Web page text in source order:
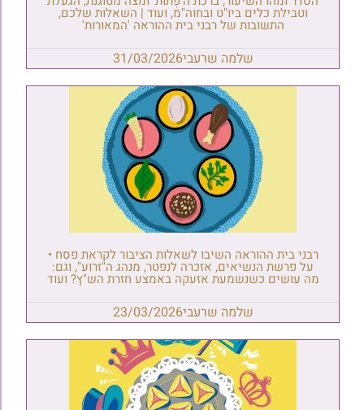
וטבילת כלים ביו"ט ובחוה"מ, ועוד | השאלות שלכם,
התשובות של רבני בית ההוראה 'המאורות'
שלמה שרעבי31/03/2026
רבני בית ההוראה השיבו לשאלות הציבור לקראת פסח •
על פרשת הנשיאים, אזכרה לנפטר, מנהג ה"זרוע", וגם:
מה עושים כשנשמעת אזעקה באמצע חזרת הש"ץ? ועוד
שלמה שרעבי23/03/2026